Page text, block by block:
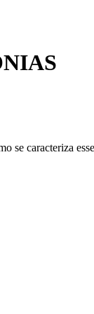
se caracteriza